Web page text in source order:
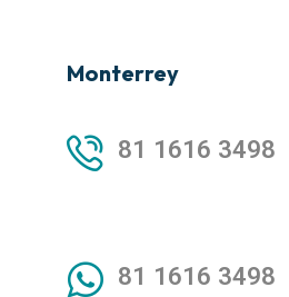
Monterrey
81 1616 3498
81 1616 3498